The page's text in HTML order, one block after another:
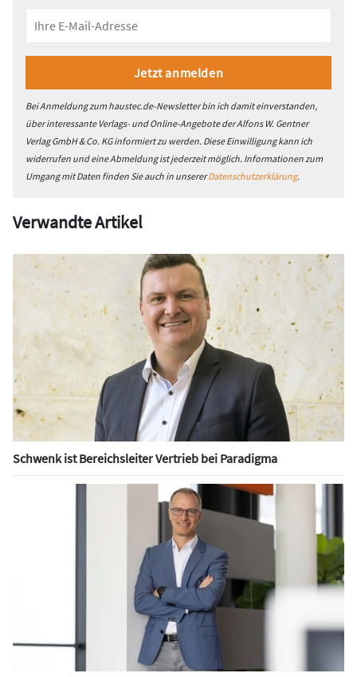
Bei Anmeldung zum haustec.de-Newsletter bin ich damit einverstanden,
über interessante Verlags- und Online-Angebote der Alfons W. Gentner
Verlag GmbH & Co. KG informiert zu werden. Diese Einwilligung kann ich
widerrufen und eine Abmeldung ist jederzeit möglich. Informationen zum
Umgang mit Daten finden Sie auch in unsererDatenschutzerklärung.
Verwandte Artikel
Schwenk ist Bereichsleiter Vertrieb bei Paradigma